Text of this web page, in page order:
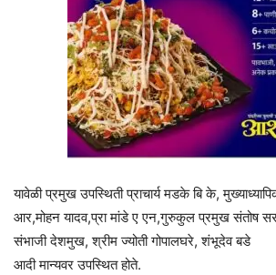
यावेळी प्रमुख उपस्थिती प्राचार्य मडके बि के,
आर,मोहन यादव,प्रा मांडे ए एन,गुरुकुल प्रमुख संतोष
संभाजी देशमुख, श्रीम ज्योती गोपालघरे, शंभूदेव बडे
आदी मान्यवर उपस्थित होते.